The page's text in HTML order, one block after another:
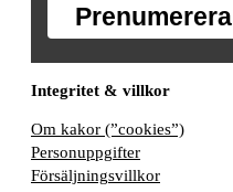
Prenumerera
Integritet & villkor
Om kakor (”cookies”)
Personuppgifter
Försäljningsvillkor